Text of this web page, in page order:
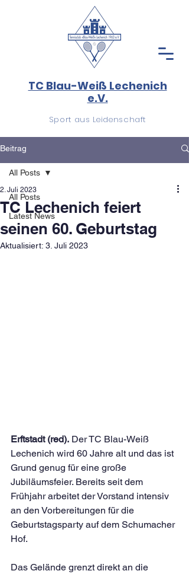
TC Blau-Weiß Lechenich
e.V.
Sport aus Leidenschaft
Beitrag
All Posts
Latest News
All Posts
TC Lechenich feiert
seinen 60. Geburtstag
2. Juli 2023
Aktualisiert: 3. Juli 2023
Erftstadt (red). Der TC Blau-Weiß
Lechenich wird 60 Jahre alt und das ist
Grund genug für eine große
Jubiläumsfeier. Bereits seit dem
Frühjahr arbeitet der Vorstand intensiv
an den Vorbereitungen für die
Geburtstagsparty auf dem Schumacher
Hof.
Das Gelände grenzt direkt an die